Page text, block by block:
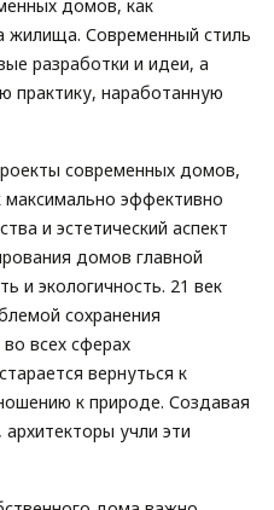
домов, как
жилища. Современный стиль
разработки и идеи, а
практику, наработанную
современных домов,
эффективно
и эстетический аспект
домов главной
и экологичность. 21 век
сохранения
всех сферах
вернуться к
к природе. Создавая
учли эти